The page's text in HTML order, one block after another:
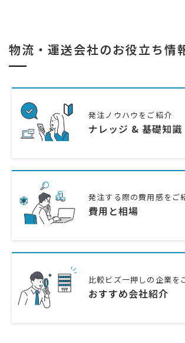
物流・運送会社のお役立ち情
発注ノウハウをご紹介
ナレッジ & 基礎知識
発注する際の費用感をご
費用と相場
比較ビズ一押しの企業を
おすすめ会社紹介